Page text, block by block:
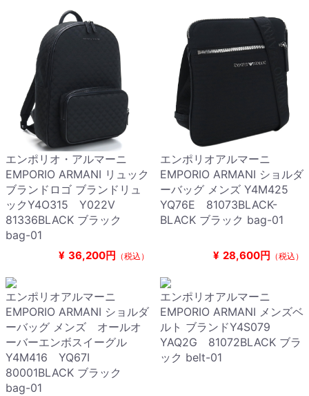
エンポリオ・アルマーニ
EMPORIO ARMANI リュック
ブランドロゴ ブランドリュ
ックY4O315 Y022V
81336BLACK ブラック
bag-01
¥ 36,200円 （税込）
エンポリオアルマーニ
EMPORIO ARMANI ショルダ
ーバッグ メンズ Y4M425
YQ76E 81073BLACK-
BLACK ブラック bag-01
¥ 28,600円 （税込）
エンポリオアルマーニ
EMPORIO ARMANI ショルダ
ーバッグ メンズ オールオ
ーバーエンボスイーグル
Y4M416 YQ67I
80001BLACK ブラック
bag-01
エンポリオアルマーニ
EMPORIO ARMANI メンズベ
ルト ブランドY4S079
YAQ2G 81072BLACK ブラ
ック belt-01